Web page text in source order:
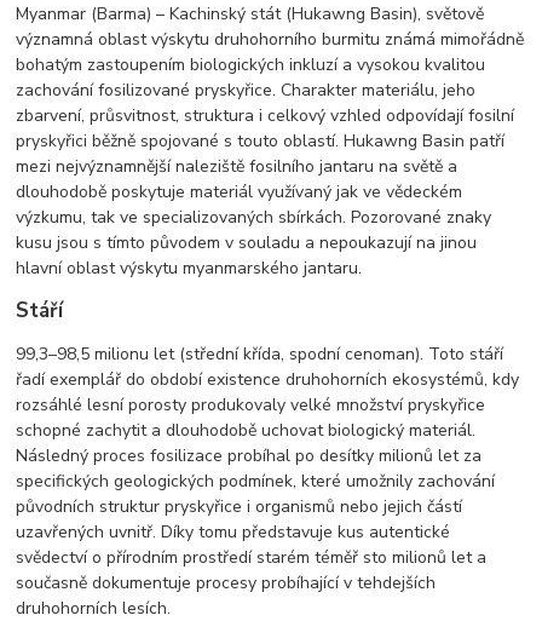
Myanmar (Barma) – Kachinský stát (Hukawng Basin), světově
významná oblast výskytu druhohorního burmitu známá mimořádně
bohatým zastoupením biologických inkluzí a vysokou kvalitou
zachování fosilizované pryskyřice. Charakter materiálu, jeho
zbarvení, průsvitnost, struktura i celkový vzhled odpovídají fosilní
pryskyřici běžně spojované s touto oblastí. Hukawng Basin patří
mezi nejvýznamnější naleziště fosilního jantaru na světě a
dlouhodobě poskytuje materiál využívaný jak ve vědeckém
výzkumu, tak ve specializovaných sbírkách. Pozorované znaky
kusu jsou s tímto původem v souladu a nepoukazují na jinou
hlavní oblast výskytu myanmarského jantaru.
Stáří
99,3–98,5 milionu let (střední křída, spodní cenoman). Toto stáří
řadí exemplář do období existence druhohorních ekosystémů, kdy
rozsáhlé lesní porosty produkovaly velké množství pryskyřice
schopné zachytit a dlouhodobě uchovat biologický materiál.
Následný proces fosilizace probíhal po desítky milionů let za
specifických geologických podmínek, které umožnily zachování
původních struktur pryskyřice i organismů nebo jejich částí
uzavřených uvnitř. Díky tomu představuje kus autentické
svědectví o přírodním prostředí starém téměř sto milionů let a
současně dokumentuje procesy probíhající v tehdejších
druhohorních lesích.